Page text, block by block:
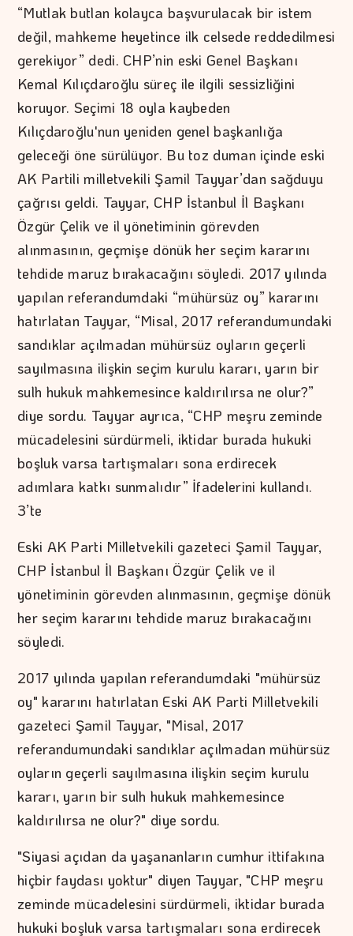
“Mutlak butlan kolayca başvurulacak bir istem
değil, mahkeme heyetince ilk celsede reddedilmesi
gerekiyor” dedi. CHP’nin eski Genel Başkanı
Kemal Kılıçdaroğlu süreç ile ilgili sessizliğini
koruyor. Seçimi 18 oyla kaybeden
Kılıçdaroğlu'nun yeniden genel başkanlığa
geleceği öne sürülüyor. Bu toz duman içinde eski
AK Partili milletvekili Şamil Tayyar’dan sağduyu
çağrısı geldi. Tayyar, CHP İstanbul İl Başkanı
Özgür Çelik ve il yönetiminin görevden
alınmasının, geçmişe dönük her seçim kararını
tehdide maruz bırakacağını söyledi. 2017 yılında
yapılan referandumdaki “mühürsüz oy” kararını
hatırlatan Tayyar, “Misal, 2017 referandumundaki
sandıklar açılmadan mühürsüz oyların geçerli
sayılmasına ilişkin seçim kurulu kararı, yarın bir
sulh hukuk mahkemesince kaldırılırsa ne olur?”
diye sordu. Tayyar ayrıca, “CHP meşru zeminde
mücadelesini sürdürmeli, iktidar burada hukuki
boşluk varsa tartışmaları sona erdirecek
adımlara katkı sunmalıdır” İfadelerini kullandı.
3’te
Eski AK Parti Milletvekili gazeteci Şamil Tayyar,
CHP İstanbul İl Başkanı Özgür Çelik ve il
yönetiminin görevden alınmasının, geçmişe dönük
her seçim kararını tehdide maruz bırakacağını
söyledi.
2017 yılında yapılan referandumdaki "mühürsüz
oy" kararını hatırlatan Eski AK Parti Milletvekili
gazeteci Şamil Tayyar, "Misal, 2017
referandumundaki sandıklar açılmadan mühürsüz
oyların geçerli sayılmasına ilişkin seçim kurulu
kararı, yarın bir sulh hukuk mahkemesince
kaldırılırsa ne olur?" diye sordu.
"Siyasi açıdan da yaşananların cumhur ittifakına
hiçbir faydası yoktur" diyen Tayyar, "CHP meşru
zeminde mücadelesini sürdürmeli, iktidar burada
hukuki boşluk varsa tartışmaları sona erdirecek